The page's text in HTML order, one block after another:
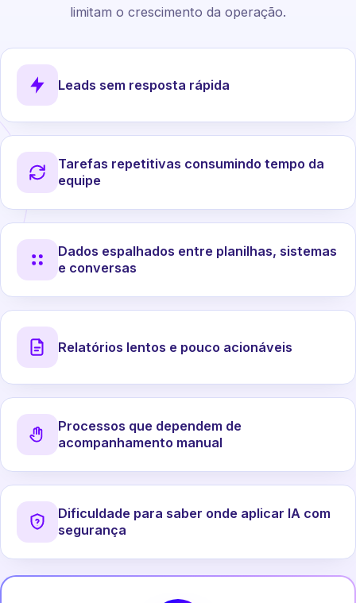
limitam o crescimento da operação.
Leads sem resposta rápida
Tarefas repetitivas consumindo tempo da
equipe
Dados espalhados entre planilhas, sistemas
e conversas
Relatórios lentos e pouco acionáveis
Processos que dependem de
acompanhamento manual
Dificuldade para saber onde aplicar IA com
segurança